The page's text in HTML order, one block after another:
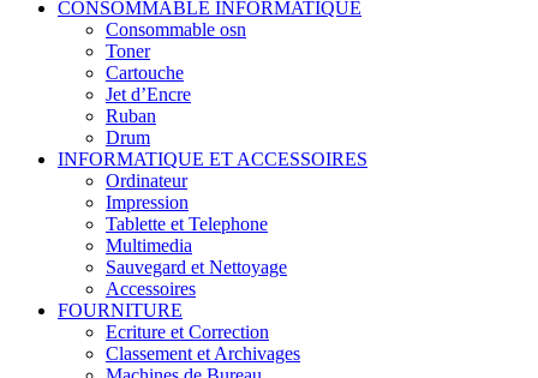
CONSOMMABLE INFORMATIQUE
Consommable osn
Toner
Cartouche
Jet d’Encre
Ruban
Drum
INFORMATIQUE ET ACCESSOIRES
Ordinateur
Impression
Tablette et Telephone
Multimedia
Sauvegard et Nettoyage
Accessoires
FOURNITURE
Ecriture et Correction
Classement et Archivages